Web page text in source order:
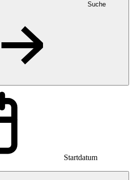
Suche
Startdatum